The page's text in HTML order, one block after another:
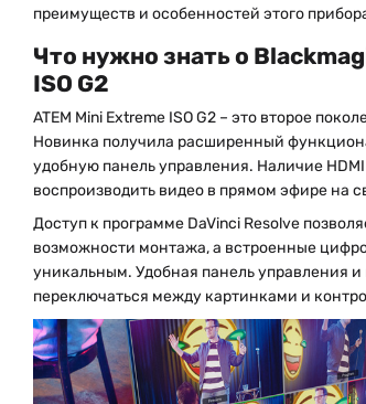
преимуществ и особенностей этого
Что нужно знать о
ISO G2
ATEM Mini Extreme ISO G2 – это второе
Новинка получила расширенный
удобную панель управления. Наличие
воспроизводить видео в прямом эфире на
Доступ к программе DaVinci Resolve
возможности монтажа, а встроенные
уникальным. Удобная панель управления
переключаться между картинками и